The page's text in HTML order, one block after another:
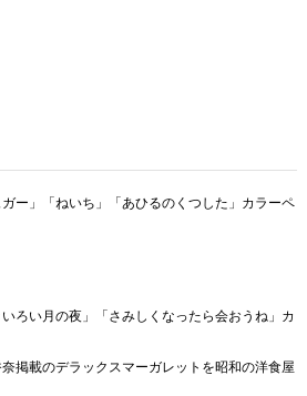
ー」「ねいち」「あひるのくつした」カラーペ
ろい月の夜」「さみしくなったら会おうね」カ
掲載のデラックスマーガレットを昭和の洋食屋